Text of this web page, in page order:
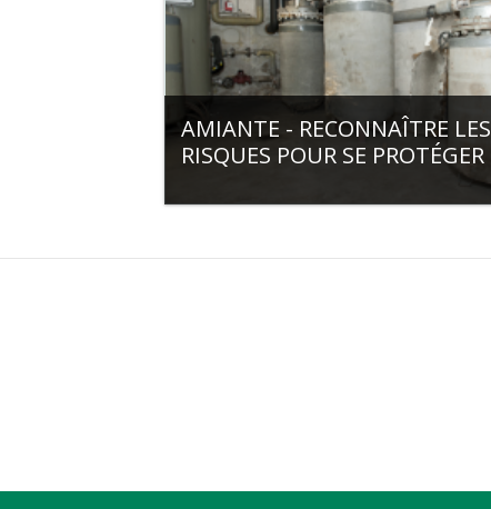
AMIANTE - RECONNAÎTRE LES
RISQUES POUR SE PROTÉGER
Catégorie:Hôpital du Valais